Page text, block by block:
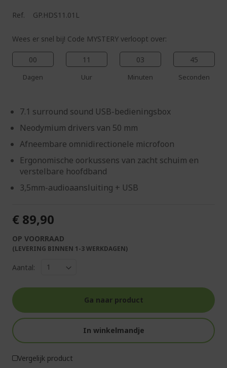
Ref. GP.HDS11.01L
Wees er snel bij! Code MYSTERY verloopt over:
00
Dagen
11
Uur
03
Minuten
44
Seconden
7.1 surround sound USB-bedieningsbox
Neodymium drivers van 50 mm
Afneembare omnidirectionele microfoon
Ergonomische oorkussens van zacht schuim en
verstelbare hoofdband
3,5mm-audioaansluiting + USB
€ 89,90
OP VOORRAAD
(LEVERING BINNEN 1-3 WERKDAGEN)
Aantal:
Ga naar product
In winkelmandje
Vergelijk product